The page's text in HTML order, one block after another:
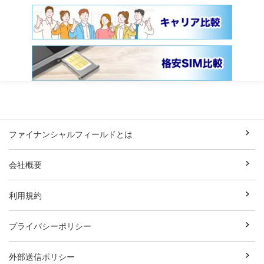
ファイナンシャルフィールドとは
会社概要
利用規約
プライバシーポリシー
外部送信ポリシー